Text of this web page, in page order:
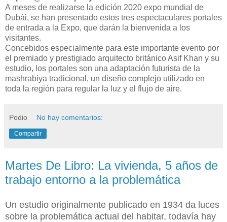
A meses de realizarse la edición 2020 expo mundial de
Dubái, se han presentado estos tres espectaculares portales
de entrada a la Expo, que darán la bienvenida a los
visitantes.
Concebidos especialmente para este importante evento por
el premiado y prestigiado arquitecto británico Asif Khan y su
estudio, los portales son una adaptación futurista de la
mashrabiya tradicional, un diseño complejo utilizado en
toda la región para regular la luz y el flujo de aire.
Podio No hay comentarios:
Compartir
Martes De Libro: La vivienda, 5 años de
trabajo entorno a la problemática
Un estudio originalmente publicado en 1934 da luces
sobre la problemática actual del habitar, todavía hay